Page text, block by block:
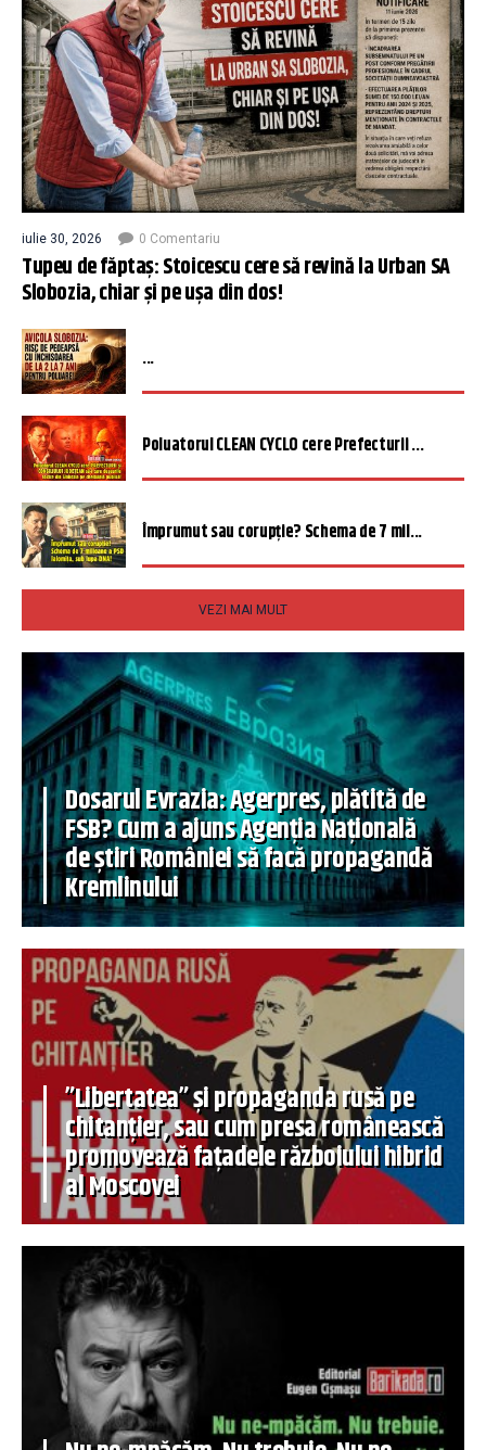
iulie 30, 2026 0 Comentariu
Tupeu de făptaș: Stoicescu cere să revină la Urban SA
Slobozia, chiar și pe ușa din dos!
...
Poluatorul CLEAN CYCLO cere Prefecturii ...
Împrumut sau corupție? Schema de 7 mil...
VEZI MAI MULT
Dosarul Evrazia: Agerpres, plătită de
FSB? Cum a ajuns Agenția Națională
de știri României să facă propagandă
Kremlinului
”Libertatea” și propaganda rusă pe
chitanțier, sau cum presa românească
promovează fațadele războiului hibrid
al Moscovei